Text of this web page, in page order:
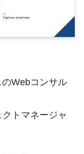
Webコンサル
トマネージャ